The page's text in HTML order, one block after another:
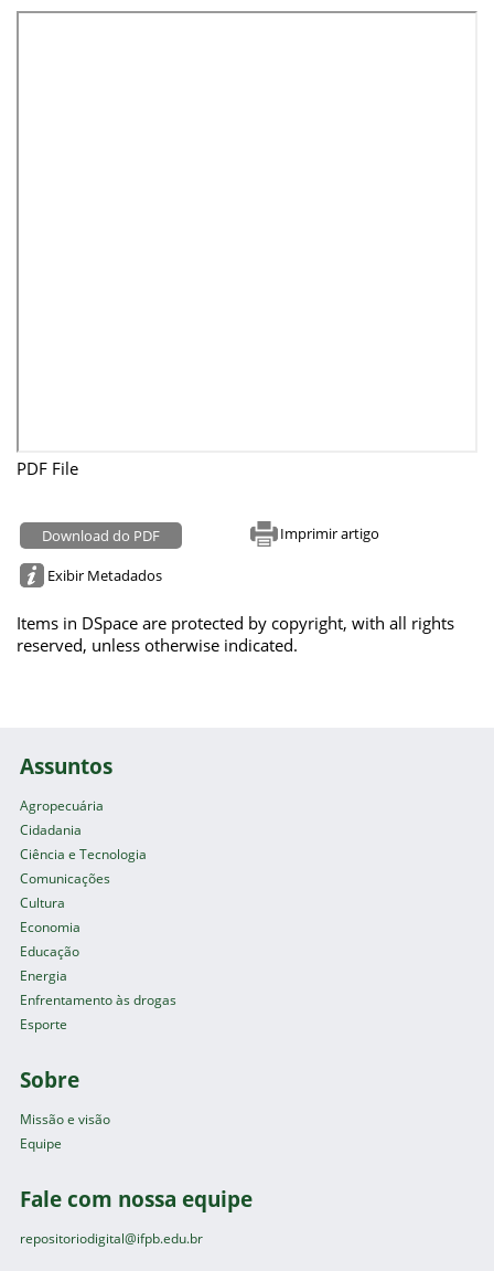
PDF File
Download do PDF Imprimir artigo
Exibir Metadados
Items in DSpace are protected by copyright, with all rights
reserved, unless otherwise indicated.
Assuntos
Agropecuária
Cidadania
Ciência e Tecnologia
Comunicações
Cultura
Economia
Educação
Energia
Enfrentamento às drogas
Esporte
Sobre
Missão e visão
Equipe
Fale com nossa equipe
repositoriodigital@ifpb.edu.br